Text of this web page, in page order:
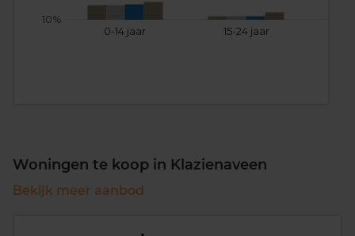
0-14 jaar 15-24 jaar
10%
Woningen te koop in Klazienaveen
Bekijk meer aanbod